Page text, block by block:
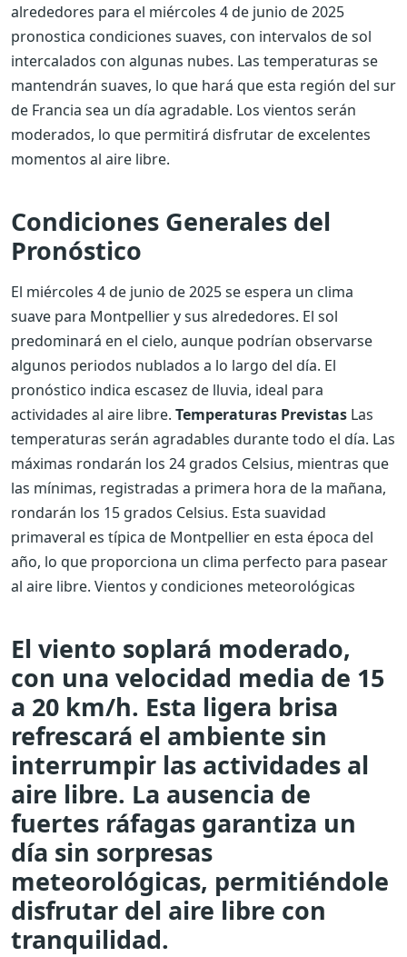
alrededores para el miércoles 4 de junio de 2025
pronostica condiciones suaves, con intervalos de sol
intercalados con algunas nubes. Las temperaturas se
mantendrán suaves, lo que hará que esta región del sur
de Francia sea un día agradable. Los vientos serán
moderados, lo que permitirá disfrutar de excelentes
momentos al aire libre.
Condiciones Generales del
Pronóstico
El miércoles 4 de junio de 2025 se espera un clima
suave para Montpellier y sus alrededores. El sol
predominará en el cielo, aunque podrían observarse
algunos periodos nublados a lo largo del día. El
pronóstico indica escasez de lluvia, ideal para
actividades al aire libre. Temperaturas Previstas Las
temperaturas serán agradables durante todo el día. Las
máximas rondarán los 24 grados Celsius, mientras que
las mínimas, registradas a primera hora de la mañana,
rondarán los 15 grados Celsius. Esta suavidad
primaveral es típica de Montpellier en esta época del
año, lo que proporciona un clima perfecto para pasear
al aire libre. Vientos y condiciones meteorológicas
El viento soplará moderado,
con una velocidad media de 15
a 20 km/h. Esta ligera brisa
refrescará el ambiente sin
interrumpir las actividades al
aire libre. La ausencia de
fuertes ráfagas garantiza un
día sin sorpresas
meteorológicas, permitiéndole
disfrutar del aire libre con
tranquilidad.